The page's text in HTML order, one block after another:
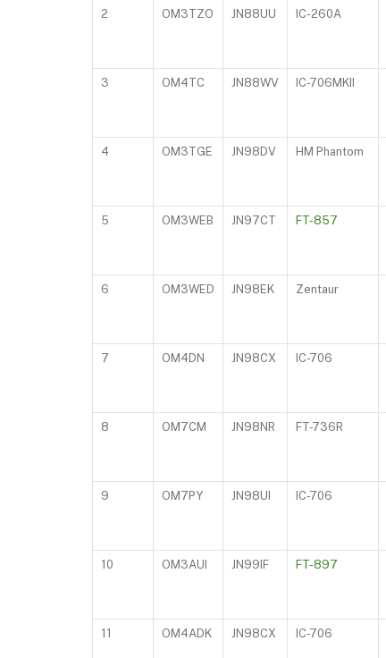
2 OM3TZO JN88UU IC-260A
3 OM4TC JN88WV IC-706MKII
4 OM3TGE JN98DV HM Phantom
5 OM3WEB JN97CT FT-857
6 OM3WED JN98EK Zentaur
7 OM4DN JN98CX IC-706
8 OM7CM JN98NR FT-736R
9 OM7PY JN98UI IC-706
10 OM3AUI JN99IF FT-897
11 OM4ADK JN98CX IC-706